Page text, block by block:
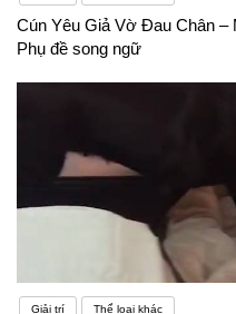
Cún Yêu Giả Vờ Đau Chân
Phụ đề song ngữ
Giải trí Thể loại khác